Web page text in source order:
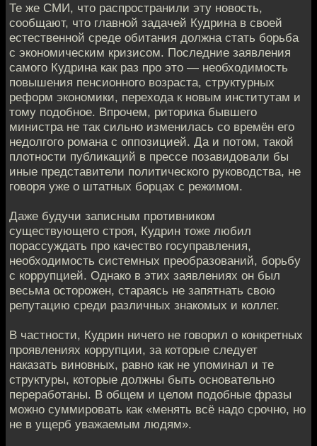
Те же СМИ, что распространили эту новость,
сообщают, что главной задачей Кудрина в своей
естественной среде обитания должна стать борьба
с экономическим кризисом. Последние заявления
самого Кудрина как раз про это — необходимость
повышения пенсионного возраста, структурных
реформ экономики, перехода к новым институтам и
тому подобное. Впрочем, риторика бывшего
министра не так сильно изменилась со времён его
недолгого романа с оппозицией. Да и потом, такой
плотности публикаций в прессе позавидовали бы
иные представители политического руководства, не
говоря уже о штатных борцах с режимом.
Даже будучи записным противником
существующего строя, Кудрин тоже любил
порассуждать про качество госуправления,
необходимость системных преобразований, борьбу
с коррупцией. Однако в этих заявлениях он был
весьма осторожен, стараясь не запятнать свою
репутацию среди различных знакомых и коллег.
В частности, Кудрин ничего не говорил о конкретных
проявлениях коррупции, за которые следует
наказать виновных, равно как не упоминал и те
структуры, которые должны быть основательно
переработаны. В общем и целом подобные фразы
можно суммировать как «менять всё надо срочно, но
не в ущерб уважаемым людям».